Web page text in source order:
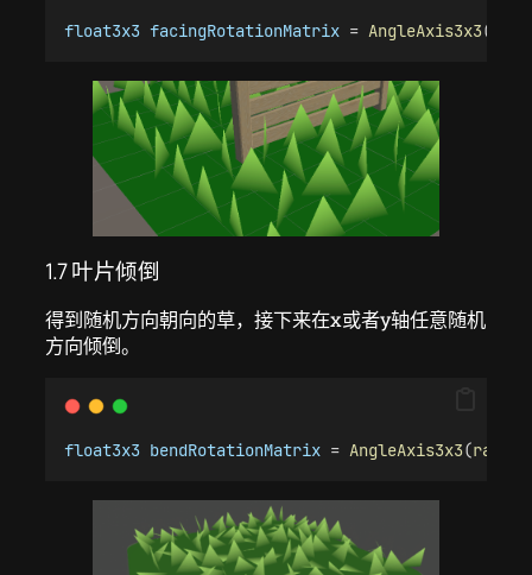
float3x3 facingRotationMatrix = AngleAxis3x3(
1.7 叶片倾倒
得到随机方向朝向的草，接下来在x或者y轴任意随机
方向倾倒。
float3x3 bendRotationMatrix = AngleAxis3x3(rand